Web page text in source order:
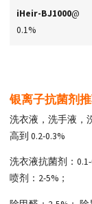
iHeir-BJ1000@
0.1%
银离子抗菌剂
洗衣液，洗手液，
高到 0.2-0.3%
洗衣液抗菌剂：
喷剂：2-5%；